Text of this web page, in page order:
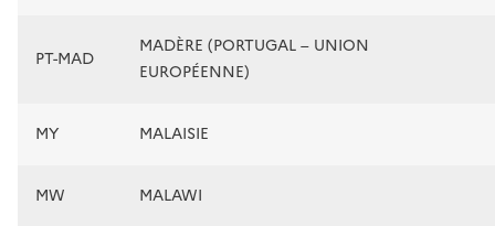
PT-MAD
MADÈRE (PORTUGAL – UNION
EUROPÉENNE)
MY MALAISIE
MW MALAWI